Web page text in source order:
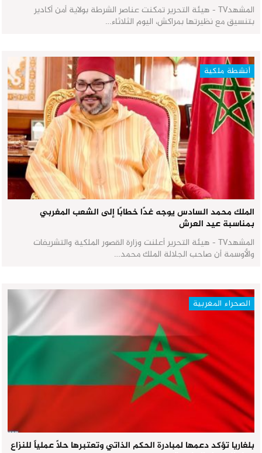
المشهدTV - هيئة التحرير تمكنت عناصر الشرطة بولاية أمن أكادير
بتنسيق مع نظيرتها بمراكش، اليوم الثلاثاء…
أنشطة ملكية
الملك محمد السادس يوجه غدًا خطابًا إلى الشعب المغربي
بمناسبة عيد العرش
المشهدTV - هيئة التحرير أعلنت وزارة القصور الملكية والتشريفات
والأوسمة أن صاحب الجلالة الملك محمد…
الصحراء المغربية
بلغاريا تؤكد دعمها لمبادرة الحكم الذاتي وتعتبرها حلاً عملياً للنزاع